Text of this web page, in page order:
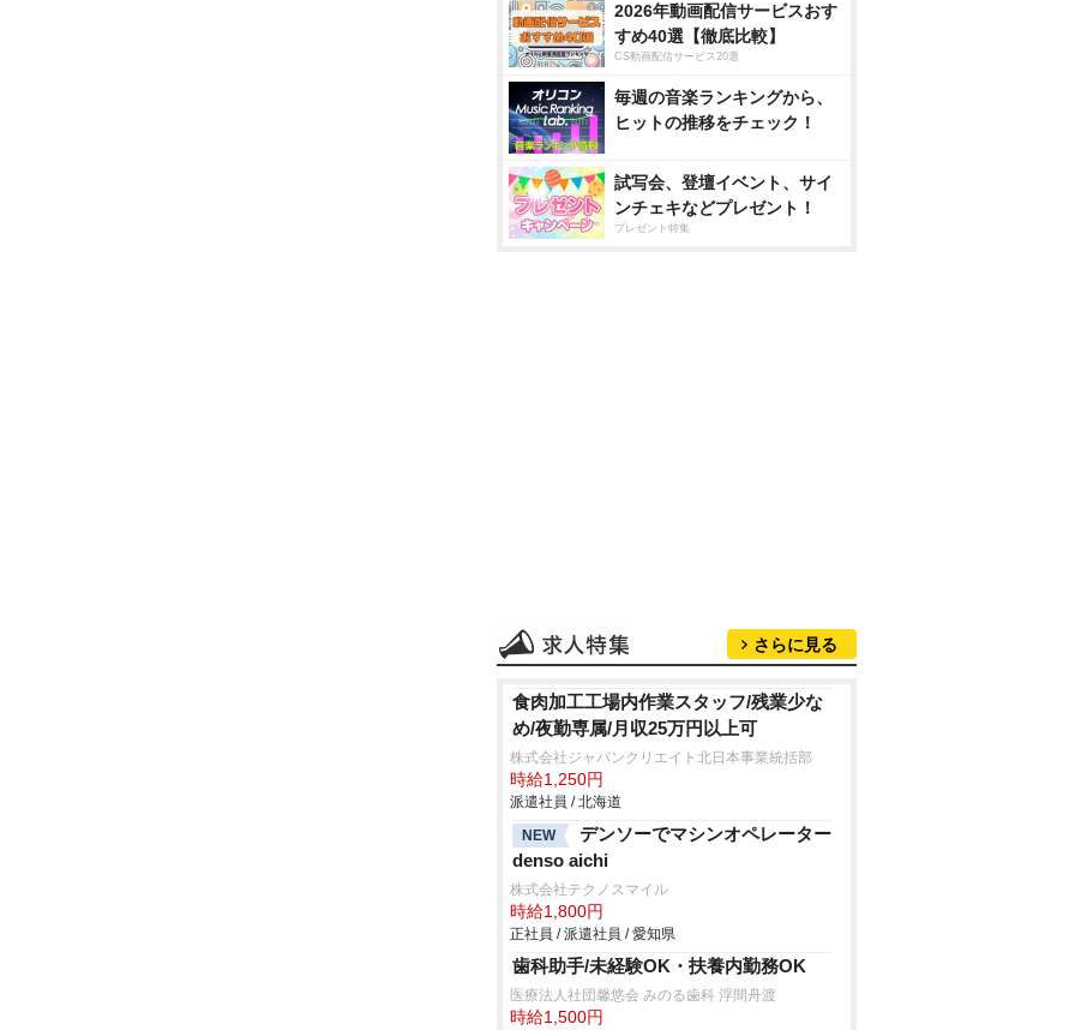
2026年動画配信サービスおす
すめ40選【徹底比較】
CS動画配信サービス20選
毎週の音楽ランキングから、
ヒットの推移をチェック！
試写会、登壇イベント、サイ
ンチェキなどプレゼント！
プレゼント特集
さらに見る
食肉加工工場内作業スタッフ/残業少な
め/夜勤専属/月収25万円以上可
株式会社ジャパンクリエイト北日本事業統括部
時給1,250円
派遣社員 / 北海道
NEW
デンソーでマシンオペレーター
denso aichi
株式会社テクノスマイル
時給1,800円
正社員 / 派遣社員 / 愛知県
歯科助手/未経験OK・扶養内勤務OK
医療法人社団馨悠会 みのる歯科 浮間舟渡
時給1,500円